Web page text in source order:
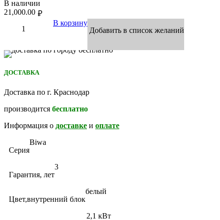
В наличии
₽
21,000.00
В корзину
Добавить в список желаний
ДОСТАВКА
Доставка по г. Краснодар
производится бесплатно
Информация о доставке и оплате
Серия
Biwa
Гарантия, лет
3
Цвет,внутренний блок
белый
2,1 кВт